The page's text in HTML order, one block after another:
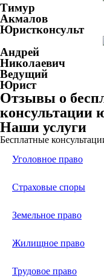
Тимур
Акмалов
Юристконсульт
Андрей
Николаевич
Ведущий
Юрист
Отзывы о
консультации
Наши услуги
Бесплатные
Уголовное право
Страховые споры
Земельное право
Жилищное право
Трудовое право